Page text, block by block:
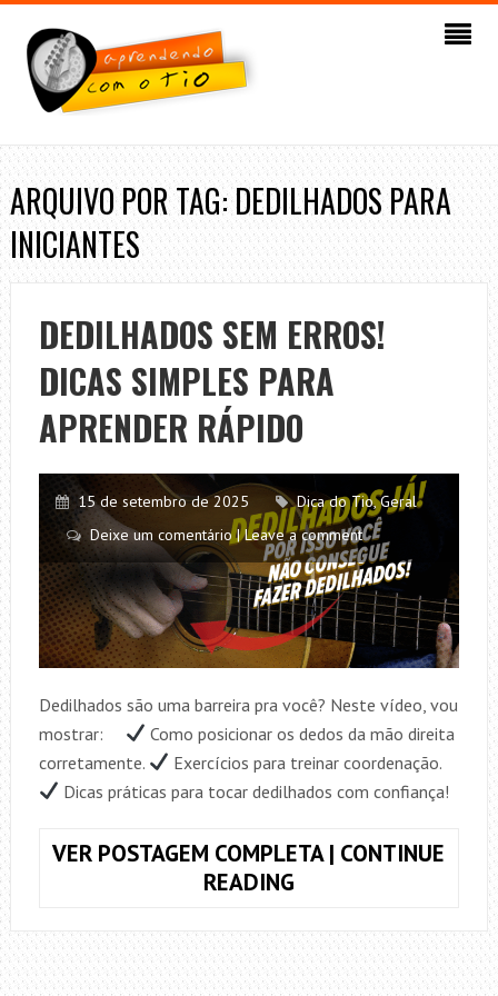
ARQUIVO POR TAG: DEDILHADOS PARA
INICIANTES
DEDILHADOS SEM ERROS!
DICAS SIMPLES PARA
APRENDER RÁPIDO
15 de setembro de 2025 Dica do Tio,Geral
Deixe um comentário | Leave a comment
Dedilhados são uma barreira pra você? Neste vídeo, vou
mostrar: ⠀
Como posicionar os dedos da mão direita
corretamente.
Exercícios para treinar coordenação.
Dicas práticas para tocar dedilhados com confiança!
VER POSTAGEM COMPLETA | CONTINUE
READINGDEDILHADOS
ERROS!
DICAS